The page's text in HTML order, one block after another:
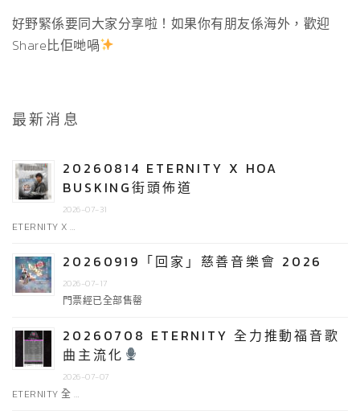
好野緊係要同大家分享啦！如果你有朋友係海外，歡迎
Share比佢哋喎
最新消息
20260814 ETERNITY X HOA
BUSKING街頭佈道
2026-07-31
ETERNITY X …
20260919「回家」慈善音樂會 2026
2026-07-17
門票經已全部售罄
20260708 ETERNITY 全力推動福音歌
曲主流化
2026-07-07
ETERNITY 全 …